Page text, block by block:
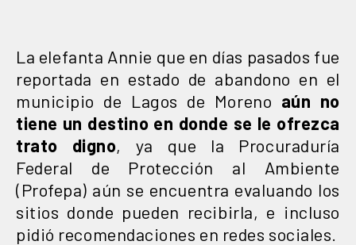
La elefanta Annie que en días pasados fue
reportada en estado de abandono en el
municipio de Lagos de Moreno aún no
tiene un destino en donde se le ofrezca
trato digno, ya que la Procuraduría
Federal de Protección al Ambiente
(Profepa) aún se encuentra evaluando los
sitios donde pueden recibirla, e incluso
pidió recomendaciones en redes sociales.